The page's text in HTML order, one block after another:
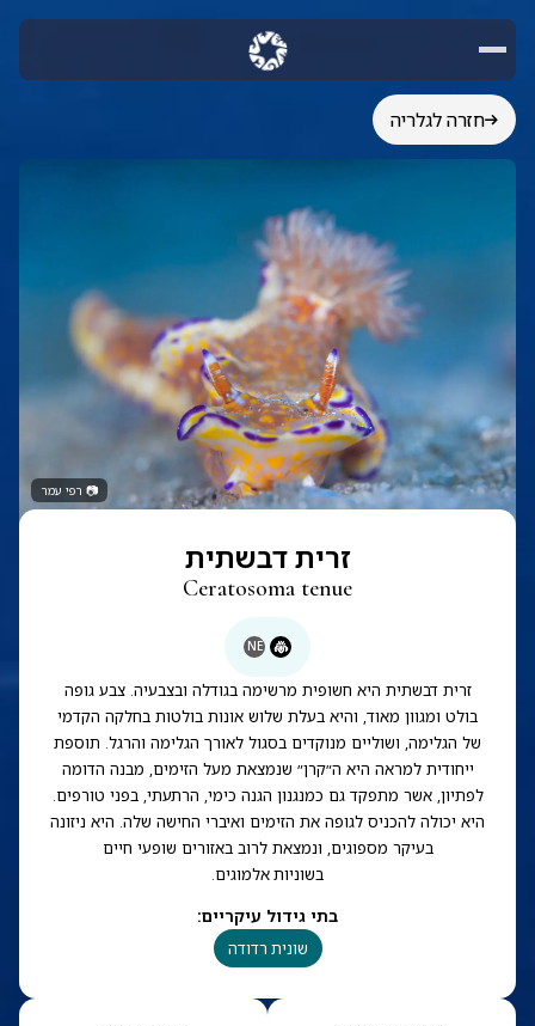
חזרה לגלריה
📷 רפי עמר
זרית דבשתית
Ceratosoma tenue
NE
זרית דבשתית היא חשופית מרשימה בגודלה ובצבעיה. צבע גופה
בולט ומגוון מאוד, והיא בעלת שלוש אונות בולטות בחלקה הקדמי
של הגלימה, ושוליים מנוקדים בסגול לאורך הגלימה והרגל. תוספת
ייחודית למראה היא ה״קרן״ שנמצאת מעל הזימים, מבנה הדומה
לפתיון, אשר מתפקד גם כמנגנון הגנה כימי, הרתעתי, בפני טורפים.
היא יכולה להכניס לגופה את הזימים ואיברי החישה שלה. היא ניזונה
בעיקר מספוגים, ונמצאת לרוב באזורים שופעי חיים
בשוניות אלמוגים.
בתי גידול עיקריים:
שונית רדודה